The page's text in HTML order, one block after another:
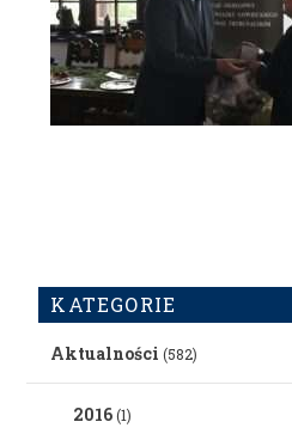
KATEGORIE
Aktualności (582)
2016(1)